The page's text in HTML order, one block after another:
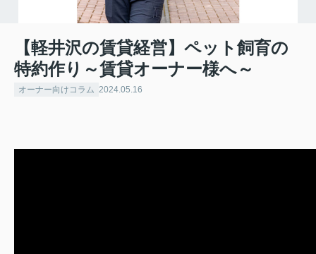
【軽井沢の賃貸経営】ペット飼育の
特約作り～賃貸オーナー様へ～
オーナー向けコラム 2024.05.16